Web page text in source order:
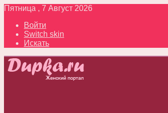
Пятница , 7 Август 2026
Войти
Switch skin
Искать